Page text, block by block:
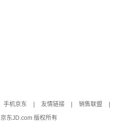
手机京东 友情链接 销售联盟
京东JD.com 版权所有